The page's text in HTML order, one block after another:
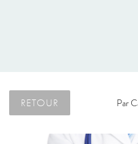
RETOUR Par